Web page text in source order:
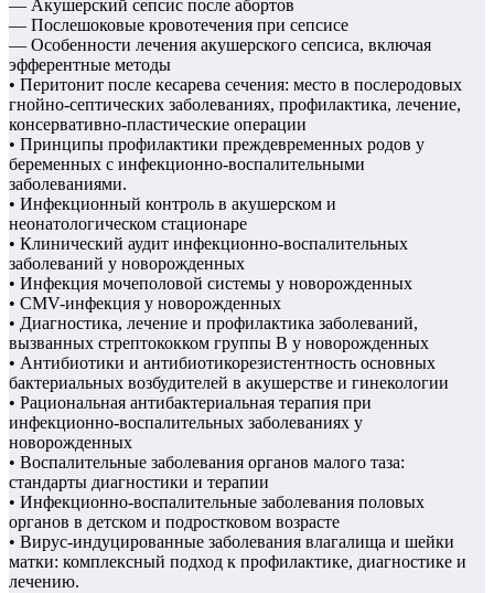
— Акушерский сепсис после абортов
— Послешоковые кровотечения при сепсисе
— Особенности лечения акушерского сепсиса, включая
эфферентные методы
• Перитонит после кесарева сечения: место в послеродовых
гнойно-септических заболеваниях, профилактика, лечение,
консервативно-пластические операции
• Принципы профилактики преждевременных родов у
беременных с инфекционно-воспалительными
заболеваниями.
• Инфекционный контроль в акушерском и
неонатологическом стационаре
• Клинический аудит инфекционно-воспалительных
заболеваний у новорожденных
• Инфекция мочеполовой системы у новорожденных
• CMV-инфекция у новорожденных
• Диагностика, лечение и профилактика заболеваний,
вызванных стрептококком группы В у новорожденных
• Антибиотики и антибиотикорезистентность основных
бактериальных возбудителей в акушерстве и гинекологии
• Рациональная антибактериальная терапия при
инфекционно-воспалительных заболеваниях у
новорожденных
• Воспалительные заболевания органов малого таза:
стандарты диагностики и терапии
• Инфекционно-воспалительные заболевания половых
органов в детском и подростковом возрасте
• Вирус-индуцированные заболевания влагалища и шейки
матки: комплексный подход к профилактике, диагностике и
лечению.